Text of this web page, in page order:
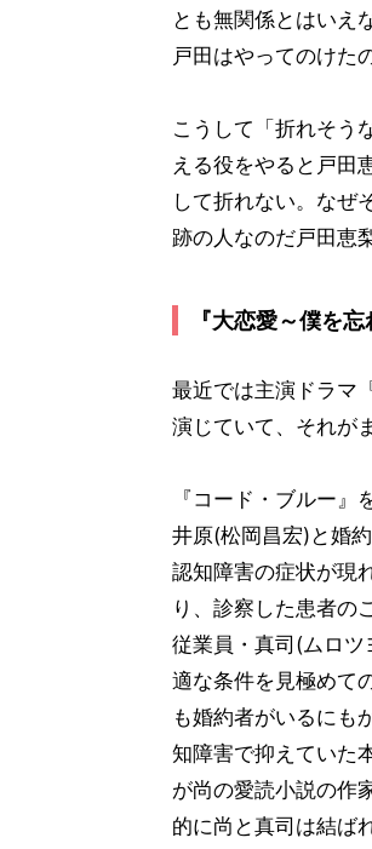
とも無関係とはいえ
戸田はやってのけた
こうして「折れそう
える役をやると戸田
して折れない。なぜ
跡の人なのだ戸田恵
『大恋愛～僕を
最近では主演ドラマ
演じていて、それが
『コード・ブルー
井原(松岡昌宏)と婚
認知障害の症状が現
り、診察した患者の
従業員・真司(ムロ
適な条件を見極めて
も婚約者がいるにも
知障害で抑えていた
が尚の愛読小説の作
的に尚と真司は結ば